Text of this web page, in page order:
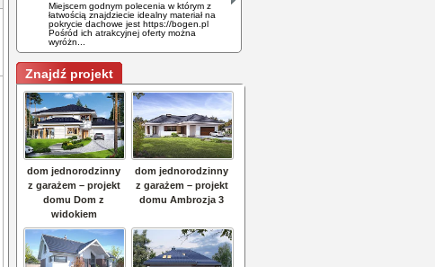
Miejscem godnym polecenia w którym z
łatwością znajdziecie idealny materiał na
pokrycie dachowe jest https://bogen.pl
Pośród ich atrakcyjnej oferty można
wyróżn...
Znajdź projekt